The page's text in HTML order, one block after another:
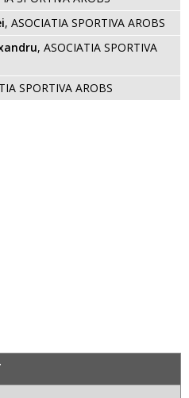
, ASOCIATIA SPORTIVA AROBS
, ASOCIATIA SPORTIVA
SPORTIVA AROBS